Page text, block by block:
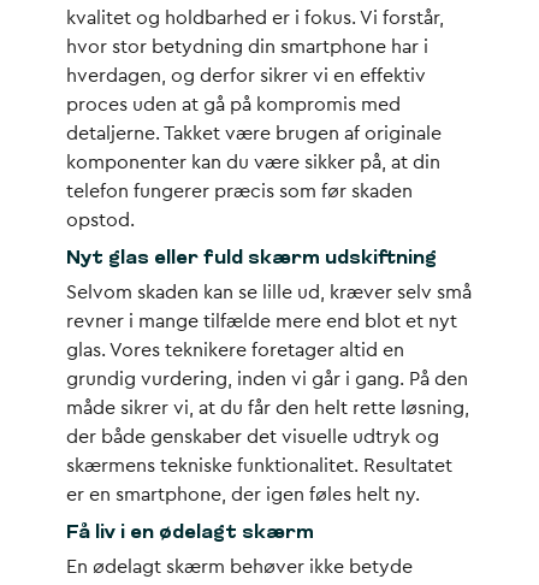
kvalitet og holdbarhed er i fokus. Vi forstår,
hvor stor betydning din smartphone har i
hverdagen, og derfor sikrer vi en effektiv
proces uden at gå på kompromis med
detaljerne. Takket være brugen af originale
komponenter kan du være sikker på, at din
telefon fungerer præcis som før skaden
opstod.
Nyt glas eller fuld skærm udskiftning
Selvom skaden kan se lille ud, kræver selv små
revner i mange tilfælde mere end blot et nyt
glas. Vores teknikere foretager altid en
grundig vurdering, inden vi går i gang. På den
måde sikrer vi, at du får den helt rette løsning,
der både genskaber det visuelle udtryk og
skærmens tekniske funktionalitet. Resultatet
er en smartphone, der igen føles helt ny.
Få liv i en ødelagt skærm
En ødelagt skærm behøver ikke betyde